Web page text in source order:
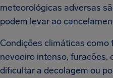
meteorológicas adversas
podem levar ao
Condições climáticas
nevoeiro intenso, furacões,
dificultar a decolagem ou